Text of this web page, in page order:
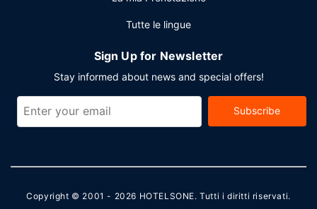
Tutte le lingue
Sign Up for Newsletter
Stay informed about news and special offers!
Subscribe
Copyright © 2001 - 2026 HOTELSONE. Tutti i diritti riservati.